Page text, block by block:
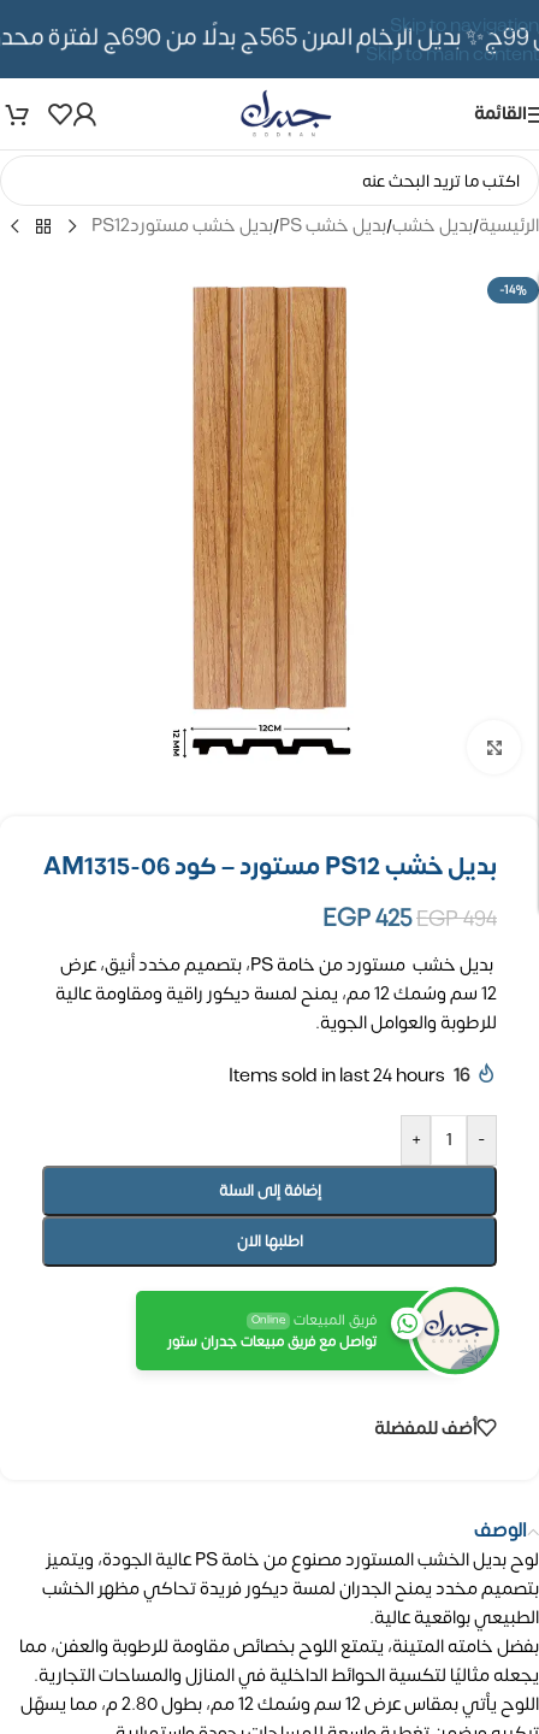
Skip to navigation
Skip to main content
✨ بديل الرخام المرن 565ج بدلًا من 690ج لفترة محدوده
القائمة
الرئيسية/بديل خشب/بديل خشب PS /بديل خشب مستوردPS12
-14%
بديل خشب PS12 مستورد – كود AM1315-06
EGP494
EGP425
بديل خشب مستورد من خامة PS، بتصميم مخدد أنيق، عرض
12 سم وسُمك 12 مم، يمنح لمسة ديكور راقية ومقاومة عالية
للرطوبة والعوامل الجوية.
16
Items sold in last 24 hours
-
+
إضافة إلى السلة
اطلبها الان
فريق المبيعات Online
تواصل مع فريق مبيعات جدران ستور
أضف للمفضلة
الوصف
لوح بديل الخشب المستورد مصنوع من خامة PS عالية الجودة، ويتميز
بتصميم مخدد يمنح الجدران لمسة ديكور فريدة تحاكي مظهر الخشب
الطبيعي بواقعية عالية.
بفضل خامته المتينة، يتمتع اللوح بخصائص مقاومة للرطوبة والعفن، مما
يجعله مثاليًا لتكسية الحوائط الداخلية في المنازل والمساحات التجارية.
اللوح يأتي بمقاس عرض 12 سم وسُمك 12 مم، بطول 2.80 م، مما يسهّل